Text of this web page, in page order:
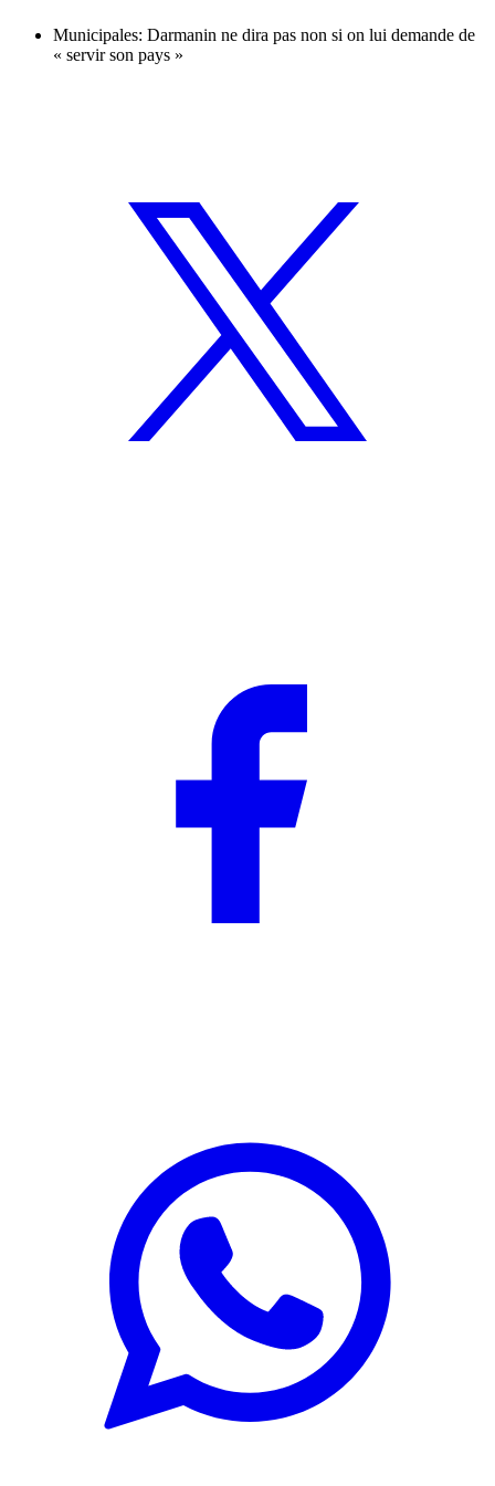
Municipales: Darmanin ne dira pas non si on lui demande de
« servir son pays »